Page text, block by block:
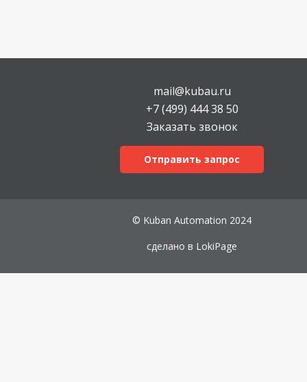
mail@kubau.ru
+7 (499) 444 38 50
Заказать звонок
Отправить запрос
© Kuban Automation 2024
сделано в LokiPage